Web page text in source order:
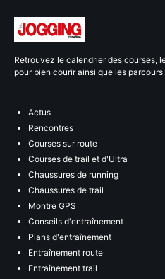
Retrouvez le calendrier des courses,
pour bien courir ainsi que les
Actus
Rencontres
Courses sur route
Courses de trail et d'Ultra
Chaussures de running
Chaussures de trail
Montre GPS
Conseils d'entraînement
Plans d'entraînement
Entraînement route
Entraînement trail